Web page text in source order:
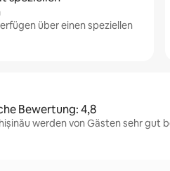
über einen speziellen
Bewertung: 4,8
werden von Gästen sehr gut